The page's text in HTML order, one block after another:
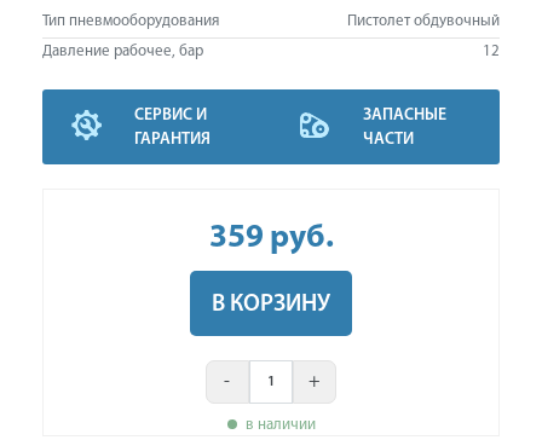
Тип пневмооборудования
Пистолет обдувочный
Давление рабочее, бар
12
СЕРВИС И
ГАРАНТИЯ
ЗАПАСНЫЕ
ЧАСТИ
359 руб.
В КОРЗИНУ
- +
в наличии